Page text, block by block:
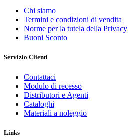
Chi siamo
Termini e condizioni di vendita
Norme per la tutela della Privacy
Buoni Sconto
Servizio Clienti
Contattaci
Modulo di recesso
Distributori e Agenti
Cataloghi
Materiali a noleggio
Links